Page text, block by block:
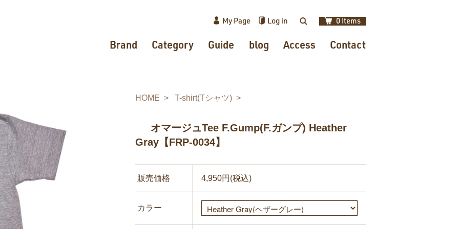
My Page Log in 0 Items
Brand Category Guide blog Access Contact
HOME T-shirt(Tシャツ)
オマージュTee F.Gump(F.ガンプ) Heather
Gray【FRP-0034】
販売価格 4,950円(税込)
カラー